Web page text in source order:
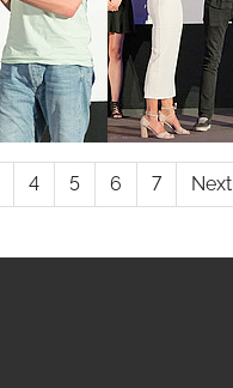
4 5 6 7 Next